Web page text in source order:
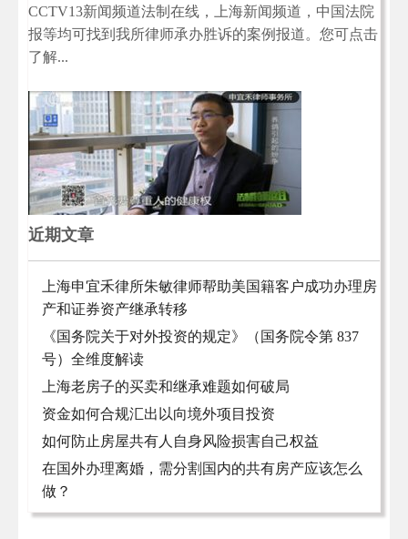
CCTV13新闻频道法制在线，上海新闻频道，中国法院
报等均可找到我所律师承办胜诉的案例报道。您可点击
了解...
近期文章
上海申宜禾律所朱敏律师帮助美国籍客户成功办理房
产和证券资产继承转移
《国务院关于对外投资的规定》（国务院令第 837
号）全维度解读
上海老房子的买卖和继承难题如何破局
资金如何合规汇出以向境外项目投资
如何防止房屋共有人自身风险损害自己权益
在国外办理离婚，需分割国内的共有房产应该怎么
做？